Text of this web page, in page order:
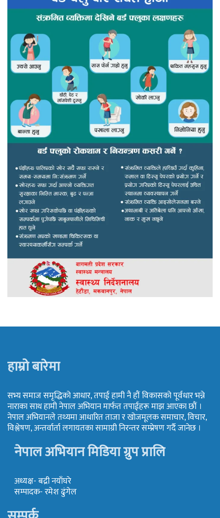
हाम्रो बारेमा
सभ्य समाज समृद्धिको आधार, तपाई हामी नै हौं विकासको पूर्वधार भन्ने
नाराका साथ हामी नेपाल अभियान मार्फत तपाईहरू माझ आएका छौं ।
नेपाल अभियानले तथ्यमा आधारित ताजा र खोजमूलक समाचार, विचार,
विश्लेषण, अन्तर्वार्ता लगायतका सामाग्री निरन्तर सम्प्रेषण गर्दै जानेछ ।
नेपाल अभियान मिडिया ग्रुप प्रालि
अध्यक्ष- बद्री नयाँघरे
सम्पादक- रमेश ढुंगेल